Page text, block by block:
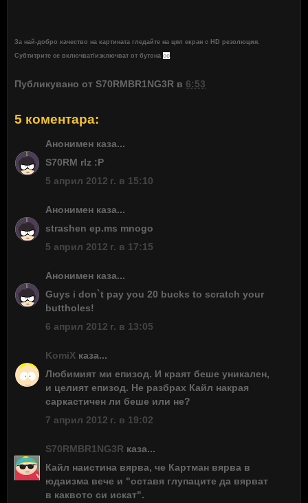
За най-добро качество на картината гледайте на цял екран с HD резолюция.
Субтитрите се включват/изключват от бутона cc.
Публикувано от S70RMBR1NG3R в 6:53
5 коментара:
Анонимен каза...
S70RM rlz :P
5 април 2012 г. в 15:10
Анонимен каза...
strashen ep.ms mnogo
5 април 2012 г. в 17:15
Анонимен каза...
Guys i don`t pay you 20 bucks to scratch your
buttholes!
6 април 2012 г. в 13:05
KomiX каза...
Любимият ми епизод. И краят беше уникален,
и целият епизод. Не разбрах Кайл накрая
саркастичен ли беше или не?
7 април 2012 г. в 19:02
S70RMBR1NG3R каза...
Кайл наистина вярва, че Картман вярва в
юдаизма вече и "оставя глупаците да вярват
в каквото си искат".